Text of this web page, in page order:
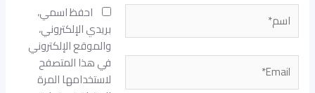
اسم*
Email*
احفظ اسمي،
بريدي الإلكتروني،
والموقع الإلكتروني
في هذا المتصفح
لاستخدامها المرة